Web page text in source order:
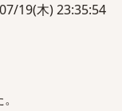
19(木) 23:35:54